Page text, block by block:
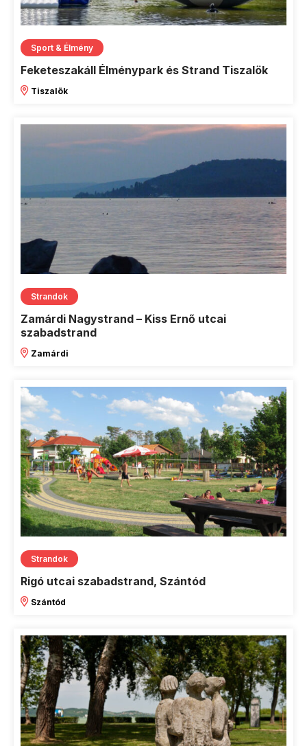
Sport & Élmény
Feketeszakáll Élménypark és Strand Tiszalök
Tiszalök
Strandok
Zamárdi Nagystrand – Kiss Ernő utcai
szabadstrand
Zamárdi
Strandok
Rigó utcai szabadstrand, Szántód
Szántód